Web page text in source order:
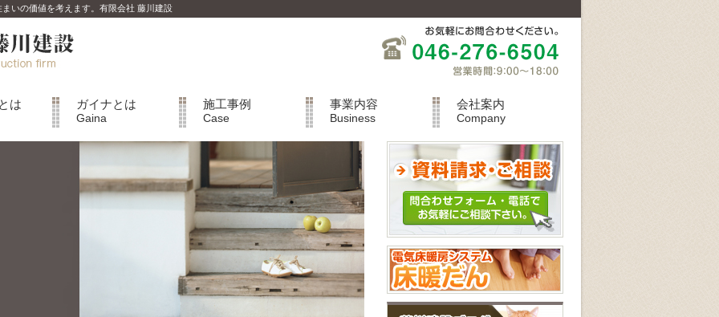
いの価値を考えます。有限会社 藤川建設
は ガイナとは
Gaina
施工事例
Case
事業内容
Business
会社案内
Company